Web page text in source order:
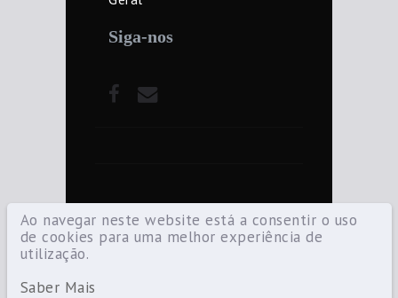
Ao navegar neste website está a consentir o uso
de cookies para uma melhor experiência de
utilização.
Saber Mais
Siga-nos
©2021 Diocese de Santarém — Todos os
direitos reservados.